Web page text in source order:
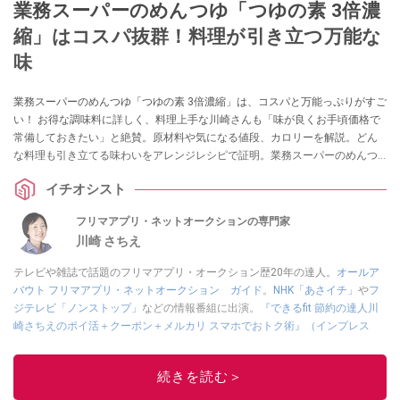
業務スーパーのめんつゆ「つゆの素 3倍濃
縮」はコスパ抜群！料理が引き立つ万能な
味
業務スーパーのめんつゆ「つゆの素 3倍濃縮」は、コスパと万能っぷりがすご
い！ お得な調味料に詳しく、料理上手な川崎さんも「味が良くお手頃価格で
常備しておきたい」と絶賛。原材料や気になる値段、カロリーを解説。どん
な料理も引き立てる味わいをアレンジレシピで証明。業務スーパーのめんつ
イチオシスト
フリマアプリ・ネットオークションの専門家
川崎 さちえ
テレビや雑誌で話題のフリマアプリ・オークション歴20年の達人。 オールア
バウト フリマアプリ・ネットオークション ガイド。 NHK「あさイチ」 やフ
ジテレビ「ノンストップ」 などの情報番組に出演。
『できるfit 節約の達人川
崎さちえのポイ活＋クーポン＋メルカリ スマホでおトク術』（インプレス
的に稼ぐ！』（翔泳社刊）
続きを読む＞